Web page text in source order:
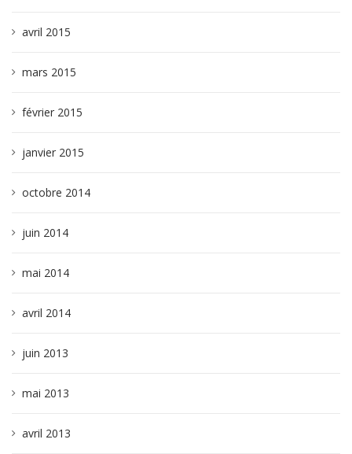
avril 2015
mars 2015
février 2015
janvier 2015
octobre 2014
juin 2014
mai 2014
avril 2014
juin 2013
mai 2013
avril 2013